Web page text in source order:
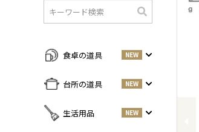
検
食卓の道具 NEW
すべての商品をみる
丼・小鉢
台所の道具 NEW
すべての商品をみる
生活用品 NEW